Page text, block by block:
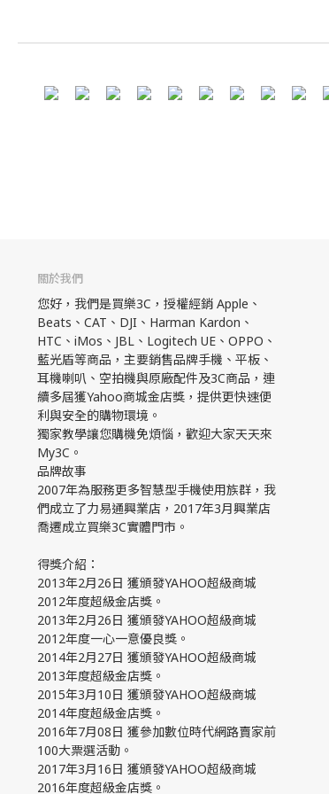
關於我們
您好，我們是買樂3C，授權經銷 Apple、
Beats、CAT、DJI、Harman Kardon、
HTC、iMos、JBL、Logitech UE、OPPO、
藍光盾等商品，主要銷售品牌手機、平板、
耳機喇叭、空拍機與原廠配件及3C商品，連
續多屆獲Yahoo商城金店獎，提供更快速便
利與安全的購物環境。
獨家教學讓您購機免煩惱，歡迎大家天天來
My3C。
品牌故事
2007年為服務更多智慧型手機使用族群，我
們成立了力易通興業店，2017年3月興業店
喬遷成立買樂3C實體門市。
得獎介紹：
2013年2月26日 獲頒發YAHOO超級商城
2012年度超級金店獎。
2013年2月26日 獲頒發YAHOO超級商城
2012年度一心一意優良獎。
2014年2月27日 獲頒發YAHOO超級商城
2013年度超級金店獎。
2015年3月10日 獲頒發YAHOO超級商城
2014年度超級金店獎。
2016年7月08日 獲參加數位時代網路賣家前
100大票選活動。
2017年3月16日 獲頒發YAHOO超級商城
2016年度超級金店獎。